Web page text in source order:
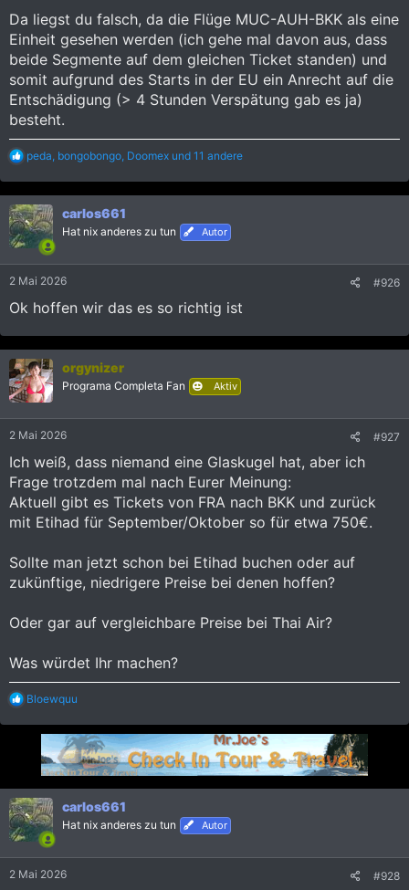
Da liegst du falsch, da die Flüge MUC-AUH-BKK als eine
Einheit gesehen werden (ich gehe mal davon aus, dass
beide Segmente auf dem gleichen Ticket standen) und
somit aufgrund des Starts in der EU ein Anrecht auf die
Entschädigung (> 4 Stunden Verspätung gab es ja)
besteht.
R
a
k
t
i
o
n
peda, bongobongo, Doomex und 11 andere
carlos661
Hat nix anderes zu tun Autor
2 Mai 2026 #926
Ok hoffen wir das es so richtig ist
orgynizer
Programa Completa Fan Aktiv
2 Mai 2026 #927
Ich weiß, dass niemand eine Glaskugel hat, aber ich
Frage trotzdem mal nach Eurer Meinung:
Aktuell gibt es Tickets von FRA nach BKK und zurück
mit Etihad für September/Oktober so für etwa 750€.
Sollte man jetzt schon bei Etihad buchen oder auf
zukünftige, niedrigere Preise bei denen hoffen?
Oder gar auf vergleichbare Preise bei Thai Air?
Was würdet Ihr machen?
R
a
o
n
e
n
:
Bloewquu
carlos661
Hat nix anderes zu tun Autor
2 Mai 2026 #928